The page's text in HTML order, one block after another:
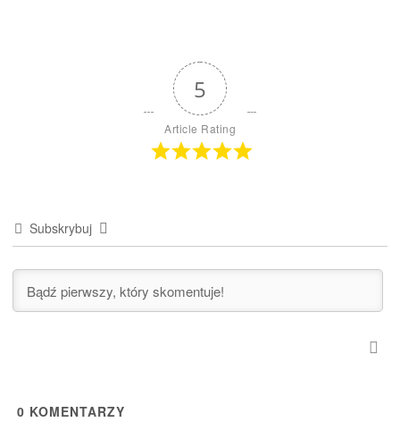
5
Article Rating
Subskrybuj
0 KOMENTARZY